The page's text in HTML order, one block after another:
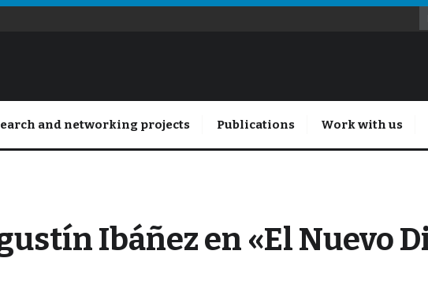
and networking projects Publications Work with us
Ibáñez en «El Nuevo